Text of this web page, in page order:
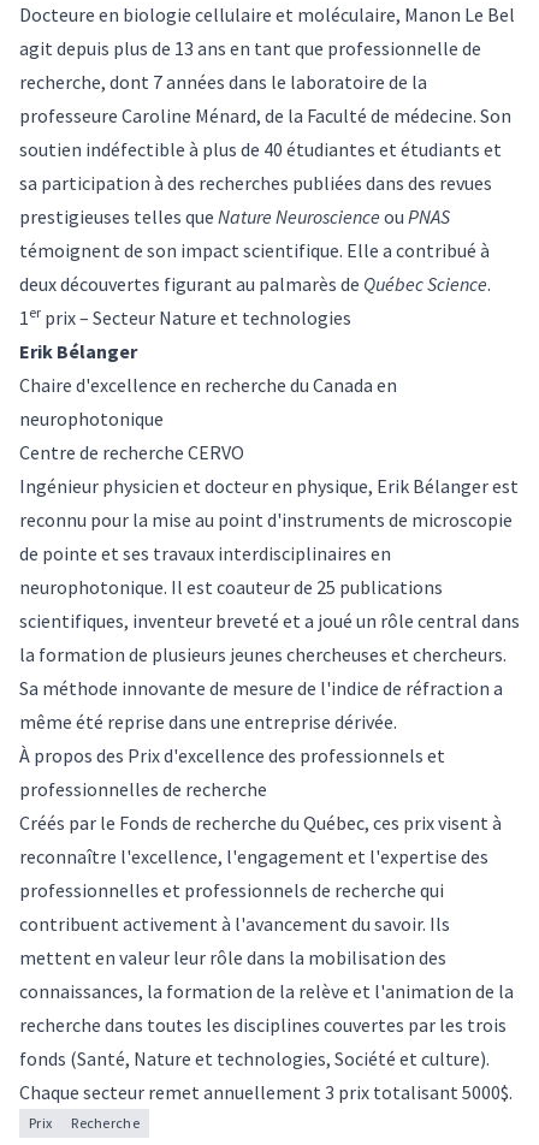
Docteure en biologie cellulaire et moléculaire, Manon Le Bel
agit depuis plus de 13 ans en tant que professionnelle de
recherche, dont 7 années dans le laboratoire de la
professeure Caroline Ménard, de la Faculté de médecine. Son
soutien indéfectible à plus de 40 étudiantes et étudiants et
sa participation à des recherches publiées dans des revues
prestigieuses telles que Nature Neuroscience ou PNAS
témoignent de son impact scientifique. Elle a contribué à
deux découvertes figurant au palmarès de Québec Science.
1 er prix – Secteur Nature et technologies
Erik Bélanger
Chaire d'excellence en recherche du Canada en
neurophotonique
Centre de recherche CERVO
Ingénieur physicien et docteur en physique, Erik Bélanger est
reconnu pour la mise au point d'instruments de microscopie
de pointe et ses travaux interdisciplinaires en
neurophotonique. Il est coauteur de 25 publications
scientifiques, inventeur breveté et a joué un rôle central dans
la formation de plusieurs jeunes chercheuses et chercheurs.
Sa méthode innovante de mesure de l'indice de réfraction a
même été reprise dans une entreprise dérivée.
À propos des Prix d'excellence des professionnels et
professionnelles de recherche
Créés par le Fonds de recherche du Québec, ces prix visent à
reconnaître l'excellence, l'engagement et l'expertise des
professionnelles et professionnels de recherche qui
contribuent activement à l'avancement du savoir. Ils
mettent en valeur leur rôle dans la mobilisation des
connaissances, la formation de la relève et l'animation de la
recherche dans toutes les disciplines couvertes par les trois
fonds (Santé, Nature et technologies, Société et culture).
Chaque secteur remet annuellement 3 prix totalisant 5000$.
Prix Recherche